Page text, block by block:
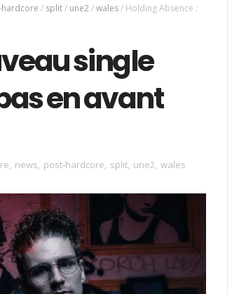
/ split/ une2/wales/ Holding Absence :
single
en avant
, news, post-hardcore, split, une2, wales